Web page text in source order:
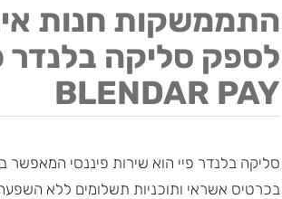
התממשקות חנות
לספק סליקה בלנדר
BLENDAR PAY
סליקה בלנדר פיי הוא שירות פיננסי המאפשר
בכרטיס אשראי ותוכניות תשלומים ללא